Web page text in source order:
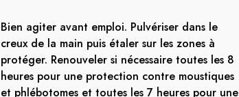
Bien agiter avant emploi. Pulvériser dans le
creux de la main puis étaler sur les zones à
protéger. Renouveler si nécessaire toutes les 8
heures pour une protection contre moustiques
et phlébotomes et toutes les 7 heures pour une